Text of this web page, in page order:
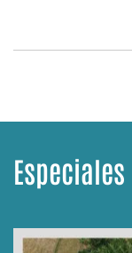
Especiales